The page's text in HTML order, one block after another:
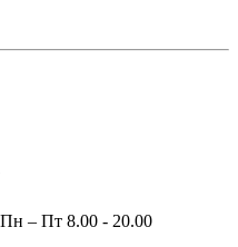
– Пт 8.00 - 20.00